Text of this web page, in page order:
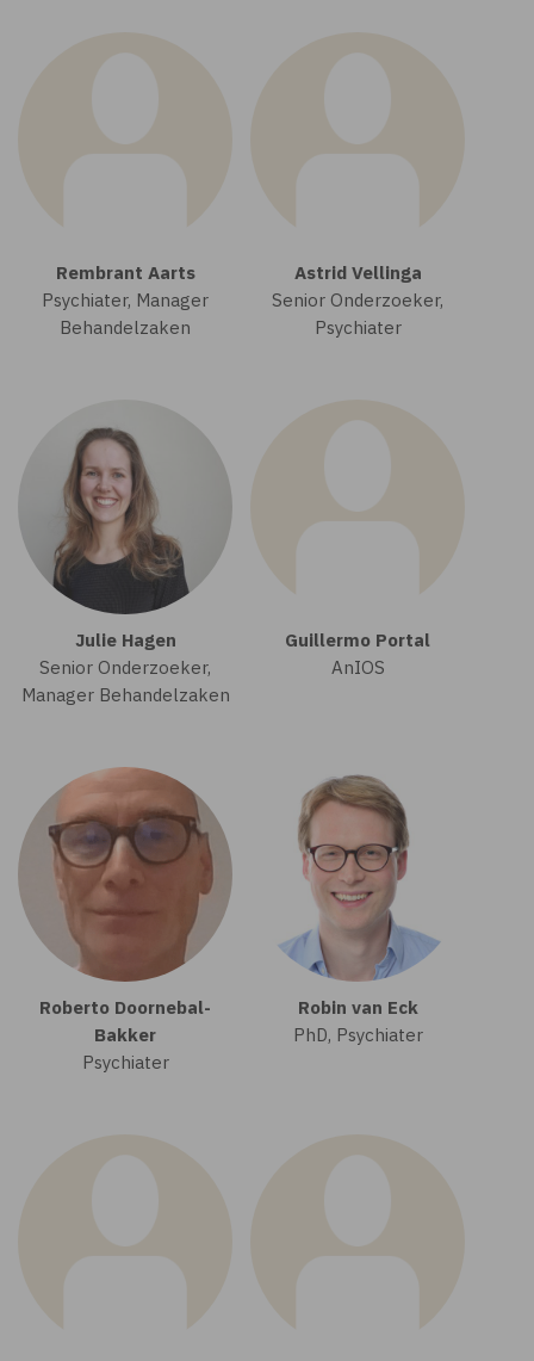
Rembrant Aarts
Psychiater, Manager
Behandelzaken
Astrid Vellinga
Senior Onderzoeker,
Psychiater
Julie Hagen
Senior Onderzoeker,
Manager Behandelzaken
Guillermo Portal
AnIOS
Roberto Doornebal-
Bakker
Psychiater
Robin van Eck
PhD, Psychiater